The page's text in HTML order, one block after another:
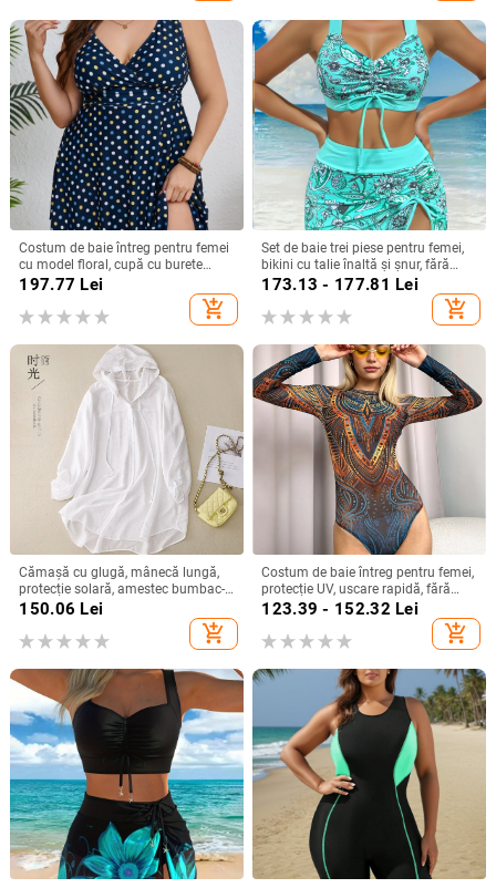
Costum de baie întreg pentru femei
cu model floral, cupă cu burete
încorporată, fără bretele, elasticitate
mare, material poliester-elastan
82%/18%
197.77 Lei
add_shopping_cart
Set de baie trei piese pentru femei,
bikini cu talie înaltă și șnur, fără
bretele, cu burete la bust, din
poliester 85% și căptușeală 15%,
imprimeu cu flori zdrobite
173.13 - 177.81 Lei
add_shopping_cart
Cămașă cu glugă, mânecă lungă,
protecție solară, amestec bumbac-
lin cu cânepă, cardigan de vară
150.06 Lei
add_shopping_cart
Costum de baie întreg pentru femei,
protecție UV, uscare rapidă, fără
mâneci, cu burete pentru bust,
123.39 - 152.32 Lei
add_shopping_cart